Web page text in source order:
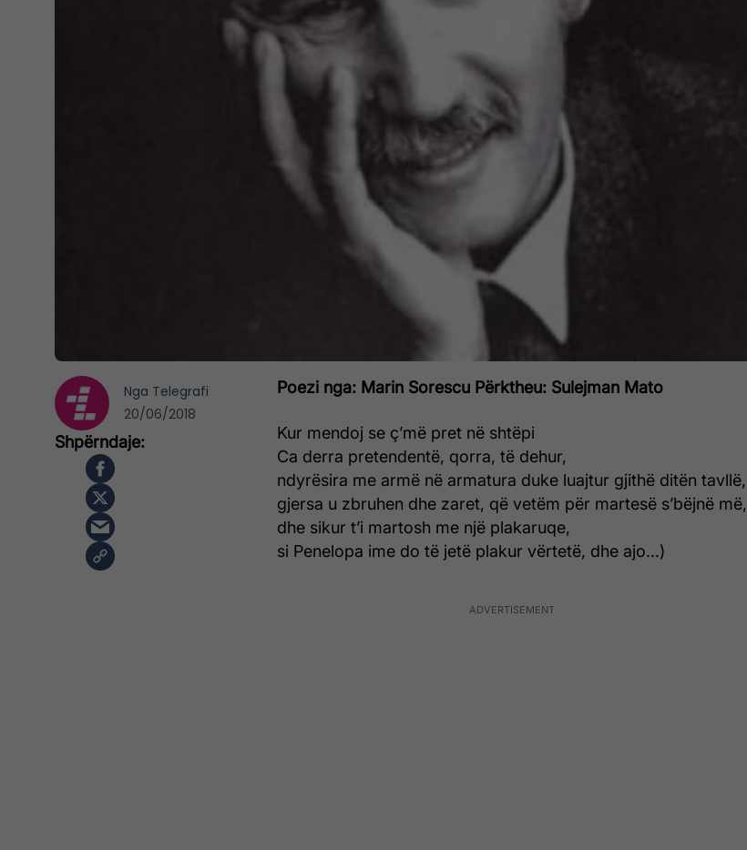
Poezi nga: Marin Sorescu Përktheu: Sulejman Mato
Kur mendoj se ç’më pret në shtëpi
Ca derra pretendentë, qorra, të dehur,
ndyrësira me armë në armatura duke luajtur gjithë ditën tavllë,
gjersa u zbruhen dhe zaret, që vetëm për martesë s’bëjnë më,
dhe sikur t’i martosh me një plakaruqe,
si Penelopa ime do të jetë plakur vërtetë, dhe ajo...)
Nga Telegrafi
20/06/2018